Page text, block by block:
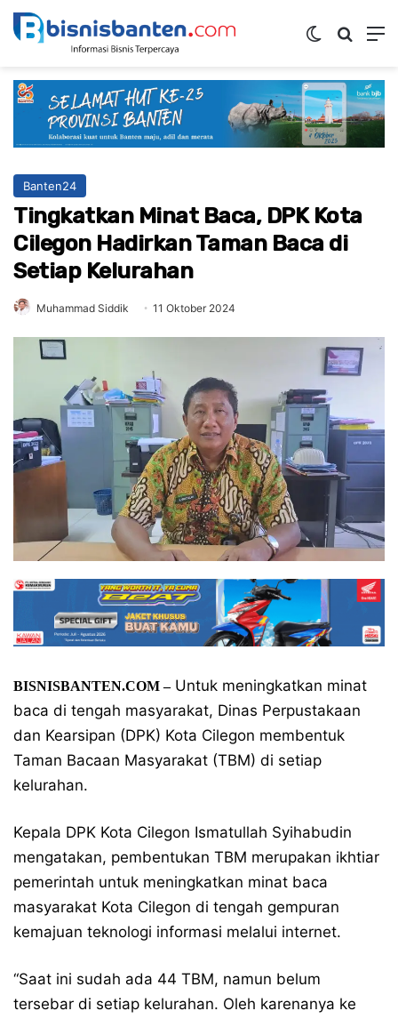
Switch skin
Banten24
Tingkatkan Minat Baca, DPK Kota
Cilegon Hadirkan Taman Baca di
Setiap Kelurahan
Muhammad Siddik 11 Oktober 2024
BISNISBANTEN.COM –Untuk meningkatkan minat
baca di tengah masyarakat, Dinas Perpustakaan
dan Kearsipan (DPK) Kota Cilegon membentuk
Taman Bacaan Masyarakat (TBM) di setiap
kelurahan.
Kepala DPK Kota Cilegon Ismatullah Syihabudin
mengatakan, pembentukan TBM merupakan ikhtiar
pemerintah untuk meningkatkan minat baca
masyarakat Kota Cilegon di tengah gempuran
kemajuan teknologi informasi melalui internet.
“Saat ini sudah ada 44 TBM, namun belum
tersebar di setiap kelurahan. Oleh karenanya ke